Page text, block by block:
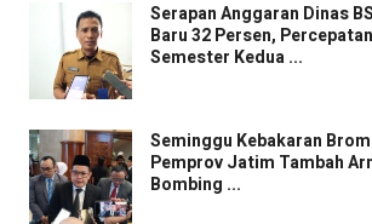
Serapan Anggaran Dinas
Baru 32 Persen,
Semester Kedua ...
Seminggu Kebakaran
Pemprov Jatim Tambah
Bombing ...